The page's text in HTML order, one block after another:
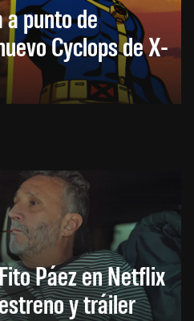
punto de
Cyclops de X-
Páez en Netflix
y tráiler